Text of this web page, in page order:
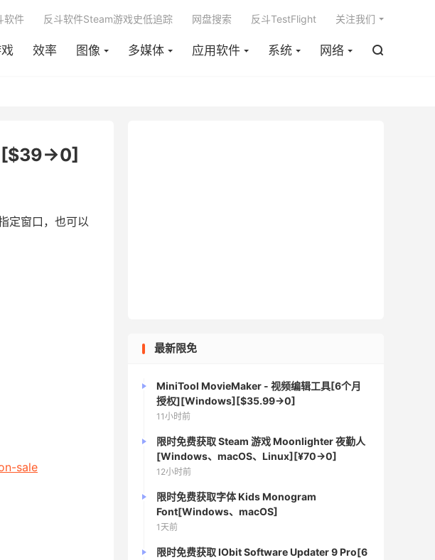
效率 图像 多媒体 应用软件 系统 网络 
软件 反斗软件Steam游戏史低追踪 网盘搜索 反斗TestFlight 关注我们
定窗口，也可以
sale
最新限免
MiniTool MovieMaker - 视频编辑工具[6个月
授权][Windows][$35.99→0]
11小时前
限时免费获取 Steam 游戏 Moonlighter 夜勤人
[Windows、macOS、Linux][¥70→0]
12小时前
限时免费获取字体 Kids Monogram
Font[Windows、macOS]
1天前
限时免费获取 IObit Software Updater 9 Pro[6